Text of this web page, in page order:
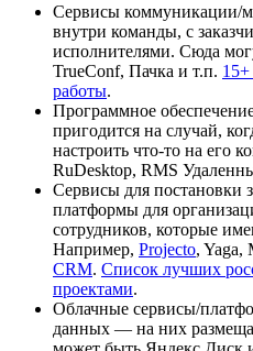
Сервисы коммуникации/
внутри команды, с
исполнителями. Сюда
TrueConf, Пачка и т.п.
работы.
Программное
пригодится на случай,
настроить что-то на его
RuDesktop, RMS
Сервисы для постановки
платформы для
сотрудников, которые
Например, Projecto, Yaga,
CRM. Список лучших
проектами.
Облачные сервисы/
данных — на них